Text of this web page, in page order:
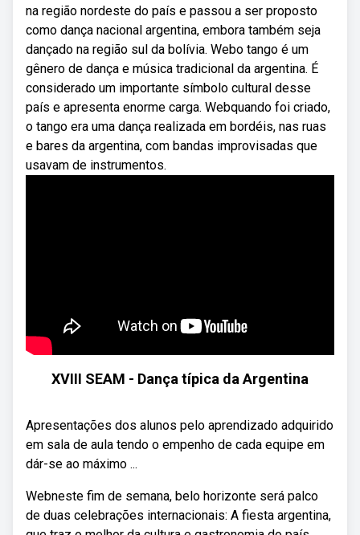
na região nordeste do país e passou a ser proposto
como dança nacional argentina, embora também seja
dançado na região sul da bolívia. Webo tango é um
gênero de dança e música tradicional da argentina. É
considerado um importante símbolo cultural desse
país e apresenta enorme carga. Webquando foi criado,
o tango era uma dança realizada em bordéis, nas ruas
e bares da argentina, com bandas improvisadas que
usavam de instrumentos.
XVIII SEAM - Dança típica da Argentina
Apresentações dos alunos pelo aprendizado adquirido
em sala de aula tendo o empenho de cada equipe em
dár-se ao máximo ...
Webneste fim de semana, belo horizonte será palco
de duas celebrações internacionais: A fiesta argentina,